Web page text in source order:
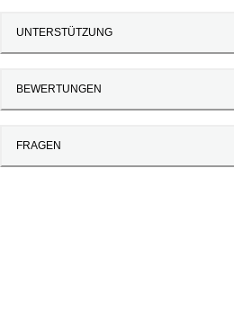
UNTERSTÜTZUNG
BEWERTUNGEN
FRAGEN